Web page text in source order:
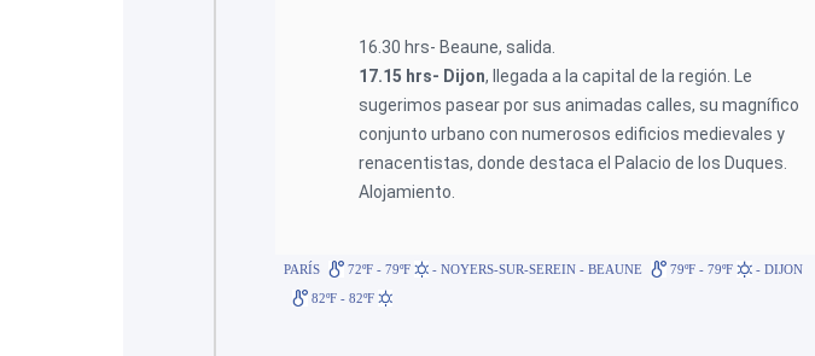
16.30 hrs- Beaune, salida.
17.15 hrs- Dijon, llegada a la capital de la región. Le
sugerimos pasear por sus animadas calles, su magnífico
conjunto urbano con numerosos edificios medievales y
renacentistas, donde destaca el Palacio de los Duques.
Alojamiento.
PARÍS 72ºF - 79ºF - NOYERS-SUR-SEREIN - BEAUNE 79ºF - 79ºF
- DIJON
82ºF - 82ºF